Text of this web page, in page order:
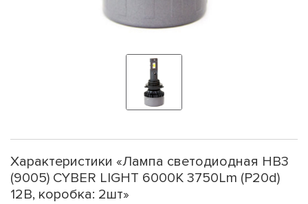
Характеристики «Лампа светодиодная HB3
(9005) CYBER LIGHT 6000K 3750Lm (P20d)
12В, коробка: 2шт»